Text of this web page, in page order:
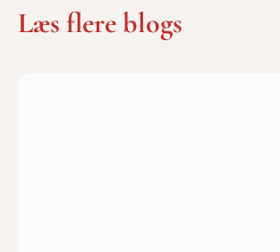
Læs flere blogs